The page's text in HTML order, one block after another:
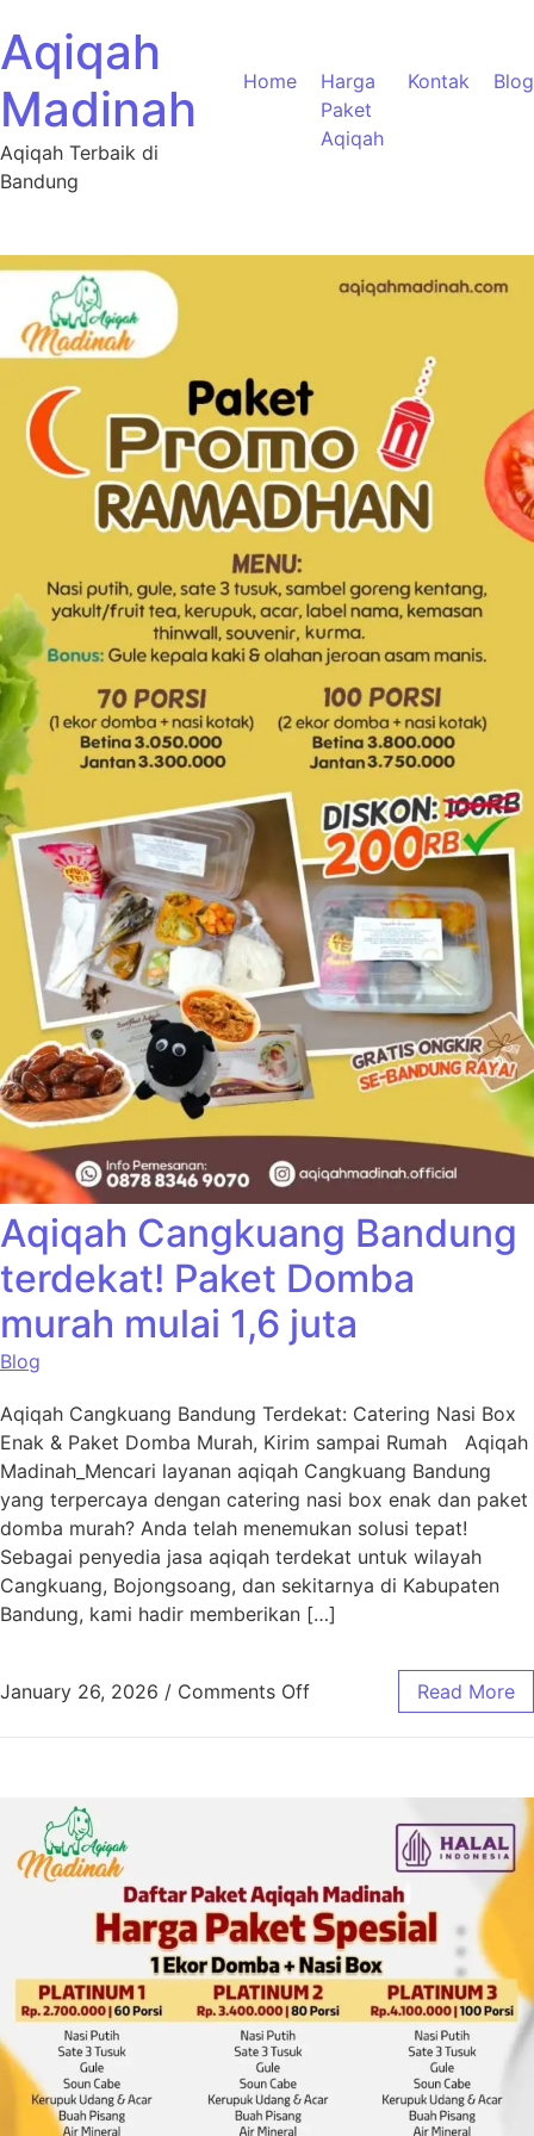
Aqiqah
Madinah
Aqiqah Terbaik di
Bandung
Home
Harga
Paket
Aqiqah
Kontak Blog
Aqiqah Cangkuang Bandung
terdekat! Paket Domba
murah mulai 1,6 juta
Blog
Aqiqah Cangkuang Bandung Terdekat: Catering Nasi Box
Enak & Paket Domba Murah, Kirim sampai Rumah Aqiqah
Madinah_Mencari layanan aqiqah Cangkuang Bandung
yang terpercaya dengan catering nasi box enak dan paket
domba murah? Anda telah menemukan solusi tepat!
Sebagai penyedia jasa aqiqah terdekat untuk wilayah
Cangkuang, Bojongsoang, dan sekitarnya di Kabupaten
Bandung, kami hadir memberikan […]
January 26, 2026 / Comments Off Read More